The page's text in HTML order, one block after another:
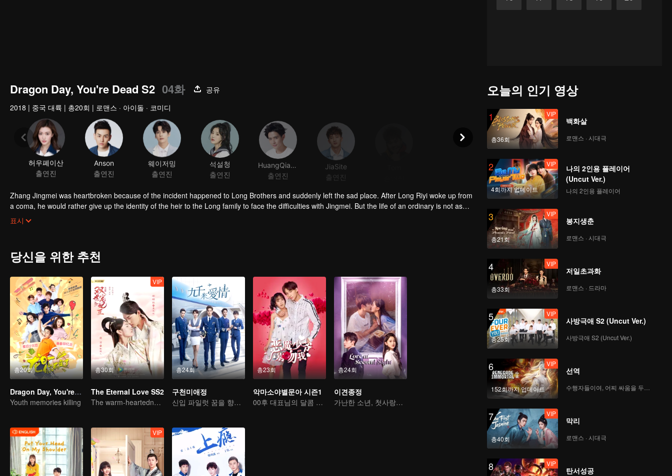
Dragon Day, You're Dead S2 04화
공유
2018 | 중국 대륙 | 총20회 | 로맨스 · 아이돌 · 코미디
허우폐이산
출연진
Anson
출연진
웨이저밍
출연진
석설청
출연진
출연진
JiaSite
출연진
Zhang Jingmei was heartbroken because of the incident happened to Long Brothers and suddenly left the sad place. After Long Riyi woke up from
a coma, he would rather give up the identity of the heir to the Long family to face the difficulties with Jingmei. But the life of an ordinary is not as
simple as his imagination. After returning from the robbery, Long Haiyi officially declared a war against Long Riyi and began to compete for the
identity of the family heir. And there was another cute girl called Luo Yangyang around him, and the life of these people once again set off waves.
표시
당신을 위한 추천
총20회
Dragon Day, You're Dead
Youth memories killing
총30회
VIP
The Eternal Love SS2
The warm-heartedness Couple are so sweet
총24회
구천미애정
신입 파일럿 꿈을 향한 여행
총23회
악마소야별문아 시즌1
00후 대표님의 달콤 로맨스
총24회
이견종정
가난한 소년, 첫사랑을 쫓는 재벌로 변신
VIP
오늘의 인기 영상
1
총36회
VIP
백화살
로맨스 · 시대극
2
4회까지 업데이트
VIP
나의 2인용 플레이어
(Uncut Ver.)
나의 2인용 플레이어
3
총21회
VIP
봉지생춘
로맨스 · 시대극
4
총33회
VIP
저일초과화
로맨스 · 드라마
5
총25회
VIP
사방극애 S2 (Uncut Ver.)
사방극애 S2 (Uncut Ver.)
6
152회까지 업데이트
VIP
선역
7
총40회
VIP
막리
로맨스 · 시대극
8 VIP
탄서성공